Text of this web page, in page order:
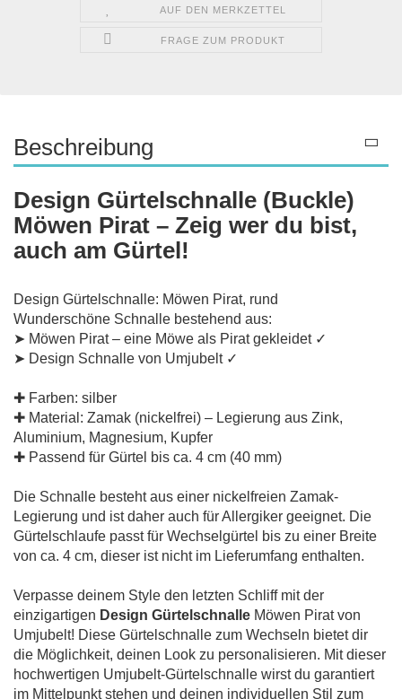
AUF DEN MERKZETTEL
FRAGE ZUM PRODUKT
Beschreibung
Design Gürtelschnalle (Buckle)
Möwen Pirat – Zeig wer du bist,
auch am Gürtel!
Design Gürtelschnalle: Möwen Pirat, rund
Wunderschöne Schnalle bestehend aus:
➤ Möwen Pirat – eine Möwe als Pirat gekleidet ✓
➤ Design Schnalle von Umjubelt ✓
✚ Farben: silber
✚ Material: Zamak (nickelfrei) – Legierung aus Zink,
Aluminium, Magnesium, Kupfer
✚ Passend für Gürtel bis ca. 4 cm (40 mm)
Die Schnalle besteht aus einer nickelfreien Zamak-
Legierung und ist daher auch für Allergiker geeignet. Die
Gürtelschlaufe passt für Wechselgürtel bis zu einer Breite
von ca. 4 cm, dieser ist nicht im Lieferumfang enthalten.
Verpasse deinem Style den letzten Schliff mit der
einzigartigen Design Gürtelschnalle Möwen Pirat von
Umjubelt! Diese Gürtelschnalle zum Wechseln bietet dir
die Möglichkeit, deinen Look zu personalisieren. Mit dieser
hochwertigen Umjubelt-Gürtelschnalle wirst du garantiert
im Mittelpunkt stehen und deinen individuellen Stil zum